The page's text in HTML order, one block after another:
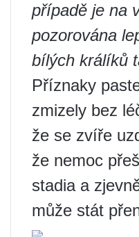
případě je na
pozorována
bílých králíků
Příznaky
zmizely bez
že se zvíře
že nemoc
stadia a
může stát